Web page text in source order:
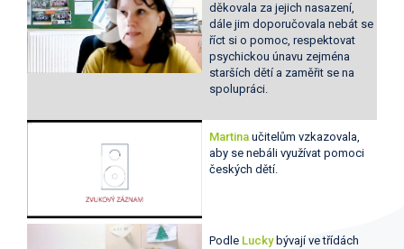
děkovala za jejich nasazení,
dále jim doporučovala nebát se
říct si o pomoc, respektovat
psychickou únavu zejména
starších dětí a zaměřit se na
spolupráci.
Martina učitelům vzkazovala,
aby se nebáli využívat pomoci
českých dětí.
Podle Lucky bývají ve třídách